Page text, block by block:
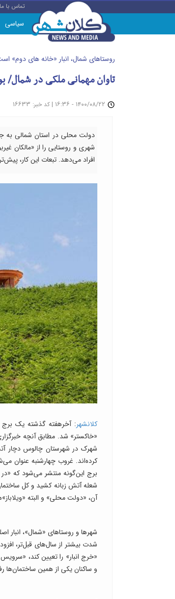
تماس با ما
سیاسی
روستاهای شمال، انبار «خانه های دوم»
تاوان مهمانی ملکی در
| کد خبر: ۱۶۶۳۳
دولت‌ محلی در استان شمالی به
شهری و روستایی را از «مالکان
افراد می‌دهد. تبعات این کار،
کلانشهر
«خاکستر» شد. مطابق آنچه
شهرک در شهرستان چالوس دچار
کرده‌‌اند. غروب چهارشنبه عنوان
برج این‌گونه منتشر می‌شود که «در
شعله آتش زبانه کشید و کل
آن، «دولت محلی» و البته
شهرها و روستاهای «شمال»،
شدت بیشتر از سال‌های قبل‌‌تر،
«خرج انبار» را تعیین کند،
و ساکنان یکی از همین